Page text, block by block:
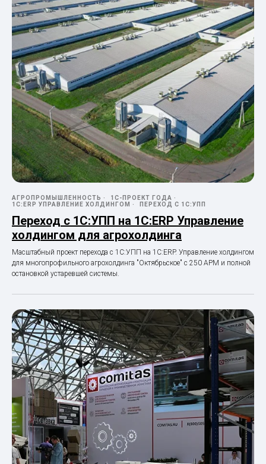
АГРОПРОМЫШЛЕННОСТЬ
1С-ПРОЕКТ ГОДА
1С:ERP УПРАВЛЕНИЕ ХОЛДИНГОМ
ПЕРЕХОД С 1С:УПП
Переход с 1С:УПП на 1С:ERP Управление
холдингом для агрохолдинга
Масштабный проект перехода с 1С:УПП на 1С:ERP. Управление холдингом
для многопрофильного агрохолдинга "Октябрьское" с 250 АРМ и полной
остановкой устаревшей системы.